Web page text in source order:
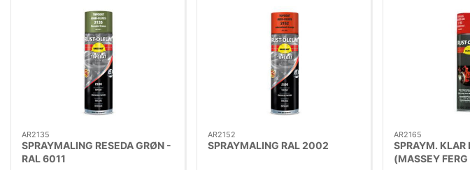
AR2135
SPRAYMALING RESEDA GRØN -
RAL 6011
AR2152
SPRAYMALING RAL 2002
AR2165
SPRAYM.
(MASSEY FERG